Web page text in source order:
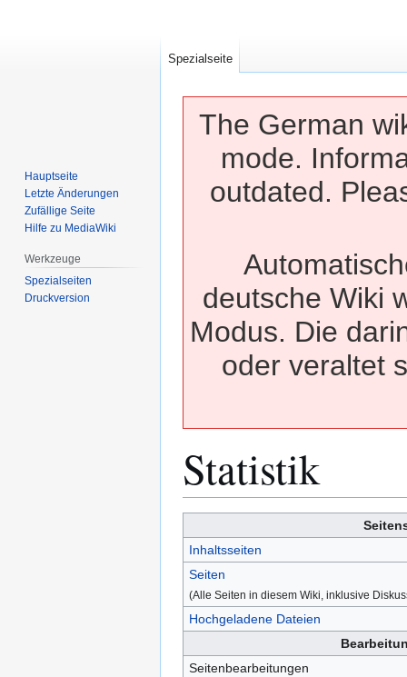
The German
mode.
outdated.
deutsche Wiki
Modus. Die
oder veraltet
Statistik
Navigation
springen
Suche
springen
Inhaltsseiten
Seiten
(Alle Seiten in diesem Wiki, inklusive
Hochgeladene Dateien
Seitenbearbeitungen
Spezialseite
Hauptseite
Letzte Änderungen
Zufällige Seite
Hilfe zu MediaWiki
Werkzeuge
Spezialseiten
Druckversion